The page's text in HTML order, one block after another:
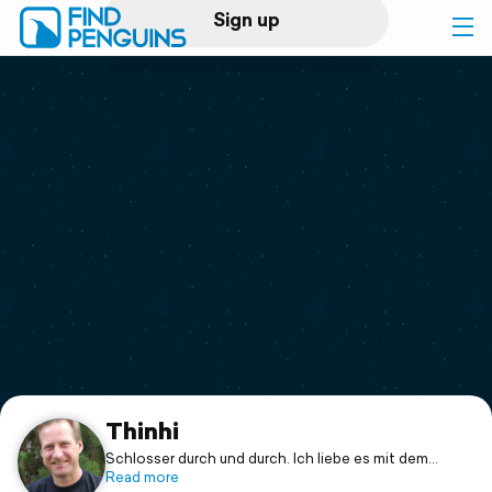
Sign up
Log in
Print a book
Flyover video
Support
Thinhi
Schlosser durch und durch. Ich liebe es mit dem
Motorrad auf Reisen zu gehen. Wild campieren, selber
Read more